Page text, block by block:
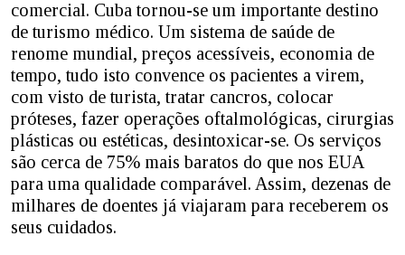
comercial. Cuba tornou-se um importante destino
de turismo médico. Um sistema de saúde de
renome mundial, preços acessíveis, economia de
tempo, tudo isto convence os pacientes a virem,
com visto de turista, tratar cancros, colocar
próteses, fazer operações oftalmológicas, cirurgias
plásticas ou estéticas, desintoxicar-se. Os serviços
são cerca de 75% mais baratos do que nos EUA
para uma qualidade comparável. Assim, dezenas de
milhares de doentes já viajaram para receberem os
seus cuidados.